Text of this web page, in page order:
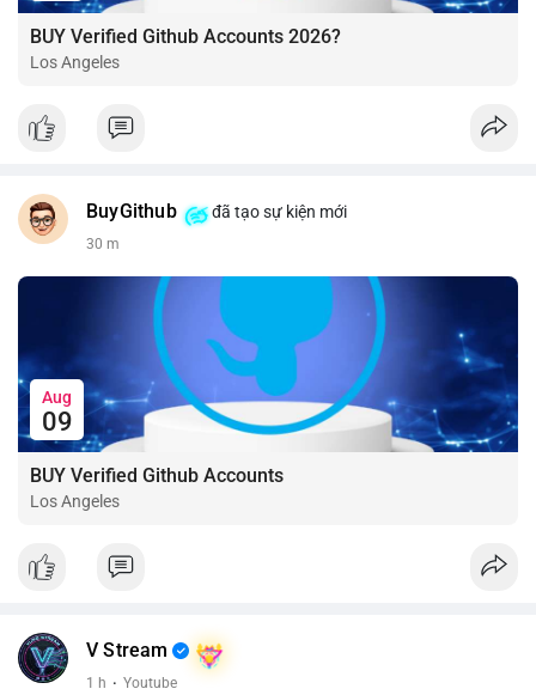
BUY Verified Github Accounts 2026?
Los Angeles
BuyGithub đã tạo sự kiện mới
30 m
Aug
09
BUY Verified Github Accounts
Los Angeles
V Stream
1 h · Youtube